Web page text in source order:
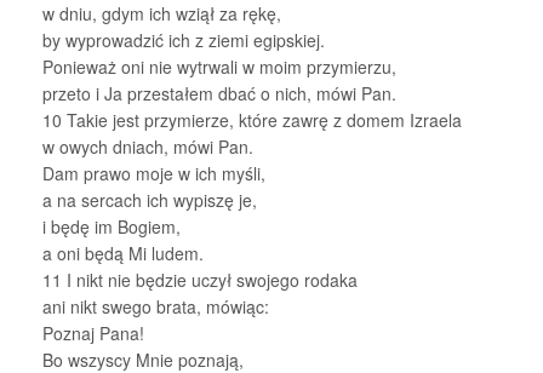
w dniu, gdym ich wziął za rękę,
by wyprowadzić ich z ziemi egipskiej.
Ponieważ oni nie wytrwali w moim przymierzu,
przeto i Ja przestałem dbać o nich, mówi Pan.
10 Takie jest przymierze, które zawrę z domem Izraela
w owych dniach, mówi Pan.
Dam prawo moje w ich myśli,
a na sercach ich wypiszę je,
i będę im Bogiem,
a oni będą Mi ludem.
11 I nikt nie będzie uczył swojego rodaka
ani nikt swego brata, mówiąc:
Poznaj Pana!
Bo wszyscy Mnie poznają,